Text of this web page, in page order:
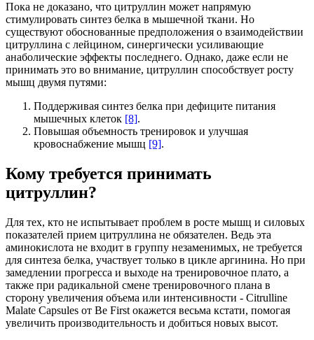
Пока не доказано, что цитруллин может напрямую
стимулировать синтез белка в мышечной ткани. Но
существуют обоснованные предположения о взаимодействии
цитруллина с лейцином, синергически усиливающие
анаболические эффекты последнего. Однако, даже если не
принимать это во внимание, цитруллин способствует росту
мышц двумя путями:
Поддерживая синтез белка при дефиците питания
мышечных клеток [8].
Повышая объемность тренировок и улучшая
кровоснабжение мышц [9].
Кому требуется принимать
цитруллин?
Для тех, кто не испытывает проблем в росте мышц и силовых
показателей прием цитруллина не обязателен. Ведь эта
аминокислота не входит в группу незаменимых, не требуется
для синтеза белка, участвует только в цикле аргинина. Но при
замедлении прогресса и выходе на тренировочное плато, а
также при радикальной смене тренировочного плана в
сторону увеличения объема или интенсивности - Citrulline
Malate Capsules от Be First окажется весьма кстати, помогая
увеличить производительность и добиться новых высот.